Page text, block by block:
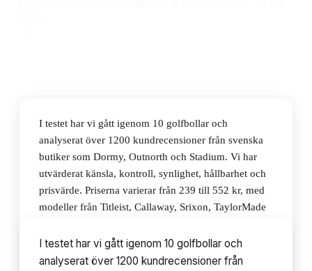
I testet har vi gått igenom 10 golfbollar och
analyserat över 1200 kundrecensioner från svenska
butiker som Dormy, Outnorth och Stadium. Vi har
utvärderat känsla, kontroll, synlighet, hållbarhet och
prisvärde. Priserna varierar från 239 till 552 kr, med
modeller från Titleist, Callaway, Srixon, TaylorMade
Innehållsförteckning 10avsnitt
I testet har vi gått igenom 10 golfbollar och
analyserat över 1200 kundrecensioner från